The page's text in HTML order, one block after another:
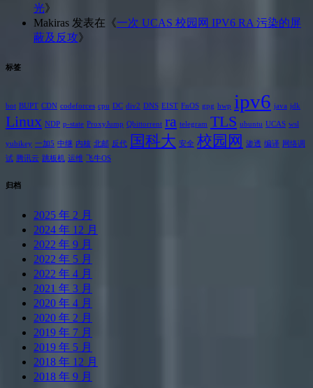
光》
Makiras 发表在《一次 UCAS 校园网 IPV6 RA 污染的屏
蔽及反攻》
标签
bot BUPT CDN codeforces cpu DC div2 DNS EIST FnOS gpg hwp ipv6 java jdk
Linux NDP p-state ProxyJump Qbittorrent ra telegram TLS ubuntu UCAS wsl
yubikey 一加5 中继 内核 北邮 反代 国科大 安全 校园网 渗透 编译 网络调
试 腾讯云 跳板机 运维 飞牛OS
归档
2025 年 2 月
2024 年 12 月
2022 年 9 月
2022 年 5 月
2022 年 4 月
2021 年 3 月
2020 年 4 月
2020 年 2 月
2019 年 7 月
2019 年 5 月
2018 年 12 月
2018 年 9 月